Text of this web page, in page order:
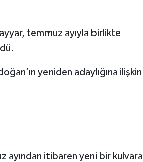
temmuz ayıyla birlikte
yeniden adaylığına ilişkin
ayından itibaren yeni bir kulvara